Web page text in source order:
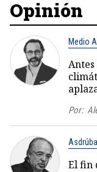
Opinión
Medio
Antes
Por:
El fin